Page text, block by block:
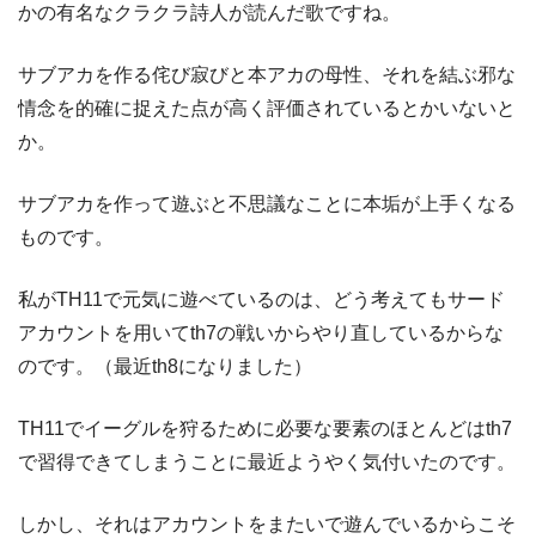
かの有名なクラクラ詩人が読んだ歌ですね。
サブアカを作る侘び寂びと本アカの母性、それを結ぶ邪な
情念を的確に捉えた点が高く評価されているとかいないと
か。
サブアカを作って遊ぶと不思議なことに本垢が上手くなる
ものです。
私がTH11で元気に遊べているのは、どう考えてもサード
アカウントを用いてth7の戦いからやり直しているからな
のです。（最近th8になりました）
TH11でイーグルを狩るために必要な要素のほとんどはth7
で習得できてしまうことに最近ようやく気付いたのです。
しかし、それはアカウントをまたいで遊んでいるからこそ